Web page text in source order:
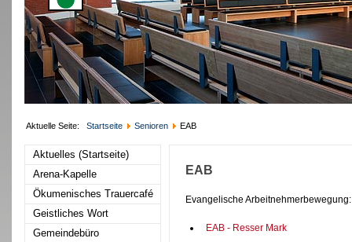
Aktuelle Seite: Startseite Senioren EAB
Aktuelles (Startseite)
Arena-Kapelle
Ökumenisches Trauercafé
Geistliches Wort
Gemeindebüro
EAB
Evangelische Arbeitnehmerbewegung:
EAB - Resser Mark